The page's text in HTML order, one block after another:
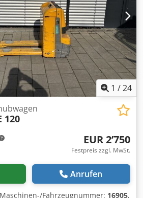
1 /24
120
EUR 2’750
Festpreis zzgl. MwSt.
Anrufen
Fahrzeugnummer: 16905,